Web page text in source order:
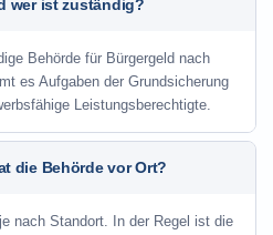
wer ist zuständig?
Behörde für Bürgergeld nach
es Aufgaben der Grundsicherung
Leistungsberechtigte.
die Behörde vor Ort?
nach Standort. In der Regel ist die